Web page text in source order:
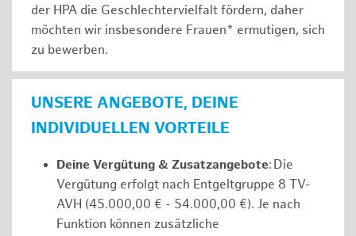
der HPA die Geschlechtervielfalt fördern, daher
möchten wir insbesondere Frauen* ermutigen, sich
zu bewerben.
UNSERE ANGEBOTE, DEINE
INDIVIDUELLEN VORTEILE
Deine Vergütung & Zusatzangebote: Die
Vergütung erfolgt nach Entgeltgruppe 8 TV-
AVH (45.000,00 € - 54.000,00 €). Je nach
Funktion können zusätzliche